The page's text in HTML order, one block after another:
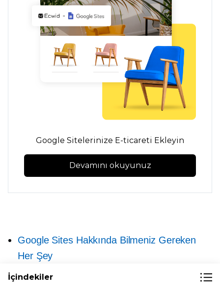
Google Sitelerinize E-ticareti Ekleyin
Devamını okuyunuz
Google Sites Hakkında Bilmeniz Gereken
Her Şey
E-ticaret için Google Sites: Google Sites ve
İçindekiler